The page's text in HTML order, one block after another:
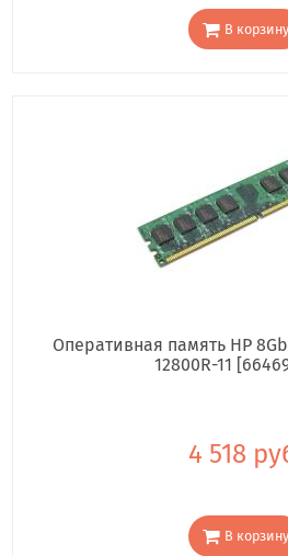
В корзину
Оперативная память HP 8Gb
12800R-11
4 518
В корзину